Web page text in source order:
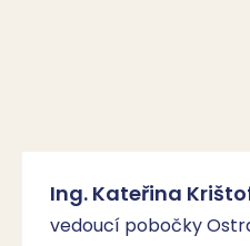
Ing. Kateřina
vedoucí pobočky